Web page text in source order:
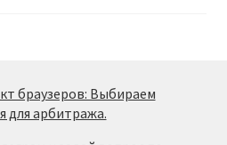
браузеров: Выбираем
для арбитража.